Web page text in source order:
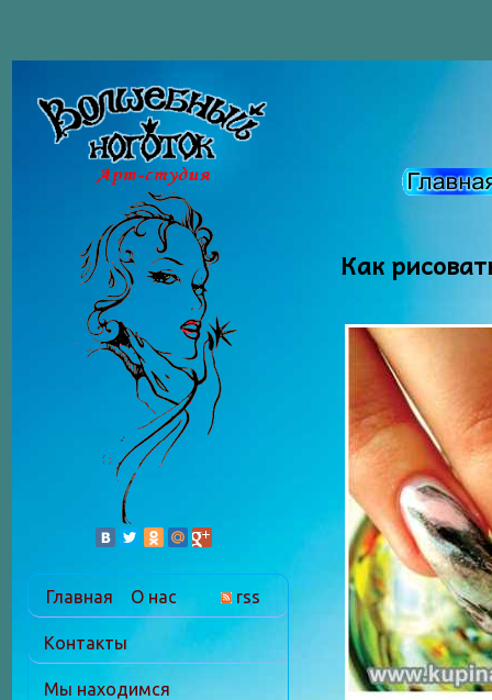
Как
Главная О нас rss
Контакты
Мы находимся